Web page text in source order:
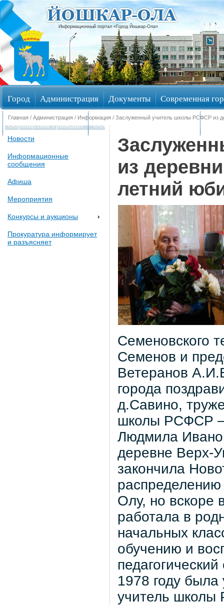
Информационный портал «Город Йошкар-Ола»
Город Администрация Документы Современная
Обращения граждан Общественные обсуждения
Главная / Администрация / Информация / Заслуженный учитель школы РСФСР из
Новости
Информационные
сообщения
Афиша
Мероприятия
Конкурсы и аукционы
Прокуратура информирует
и разъясняет
из
летний
Семеновского
Семенов и
Ветеранов
города
д.Савино,
школы РСФСР –
Людмила
деревне Верх-
закончила
Олу, но вскоре
работала в
начальных
обучению и
1978 году
учитель